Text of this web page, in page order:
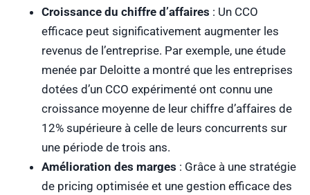
Croissance du chiffre d’affaires : Un CCO
efficace peut significativement augmenter les
revenus de l’entreprise. Par exemple, une étude
menée par Deloitte a montré que les entreprises
dotées d’un CCO expérimenté ont connu une
croissance moyenne de leur chiffre d’affaires de
12% supérieure à celle de leurs concurrents sur
une période de trois ans.
Amélioration des marges : Grâce à une stratégie
de pricing optimisée et une gestion efficace des